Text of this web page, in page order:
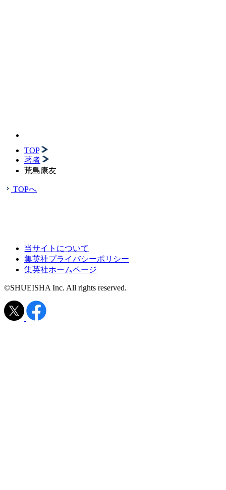
TOP
著者
荒島康友
TOPへ
当サイトについて
集英社プライバシーポリシー
集英社ホームページ
©SHUEISHA Inc. All rights reserved.